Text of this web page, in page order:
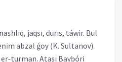
jaqsı, durıs, táwir. Bul
abzal ǵoy (K. Sultanov).
turman. Atası Baybóri